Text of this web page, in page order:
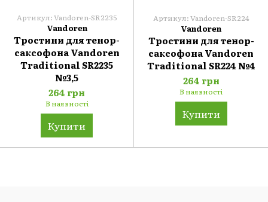
Артикул: Vandoren-SR2235
Vandoren
Тростини для тенор-
саксофона Vandoren
Traditional SR2235
№3,5
264 грн
В наявності
Купити
Артикул: Vandoren-SR224
Vandoren
Тростини для тенор-
саксофона Vandoren
Traditional SR224 №4
264 грн
В наявності
Купити